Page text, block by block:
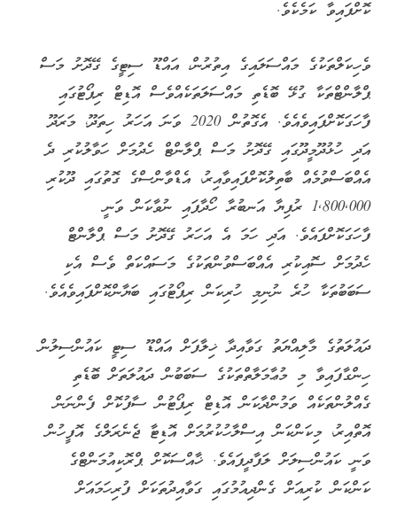
ކޮށްފައިވާ ކަމެކެވެ.
ވެހިކަލްތަކުގެ މައްސަލައިގެ އިތުރުން، އައްޑޫ ސިޓީގެ ގޭދޮށު މަސް
ޕްލާންޓްތަކާ ގުޅޭ ބޮޑެތި މައްސަލަތަކެއްވެސް އޮޑިޓް ރިޕޯޓުގައި
ފާހަގަކޮށްފައިވެއެވެ. އެގޮތުން 2020 ވަނަ އަހަރު ހިތަދޫ، މަރަދޫ
އަދި ހުޅުދޫމީދޫގައި ގޭދޮށު މަސް ޕްލާންޓް ހެދުމަށް ހަވާލުކުރި ދެ
އެއްބަސްވުމެއް ބާތިލުކޮށްފައިވާއިރު، އެޑްވާންސްގެ ގޮތުގައި ދޫކުރި
1,800,000 ރުފިޔާ އަނބުރާ ހޯދާފައި ނުވާކަން ވަނީ
ފާހަގަކޮށްފައެވެ. އަދި ހަމަ އެ އަހަރު ގޭދޮށު މަސް ޕްލާންޓް
ހެދުމަށް ސޮއިކުރި އެއްބަސްވުންތަކުގެ މަސައްކަތް ވެސް އެކި
ސަބަބުތަކާ ހުރެ ނުނިމި ހުރިކަން ރިޕޯޓުގައި ބަޔާންކޮށްފައިވެއެވެ.
ދައުލަތުގެ މާލިއްޔަތު ގަވާއިދާ ޚިލާފަށް އައްޑޫ ސިޓީ ކައުންސިލުން
ހިންގާފައިވާ މި މުޢާމަލާތްތަކުގެ ސަބަބުން ދައުލަތަށް ބޮޑެތި
ގެއްލުންތަކެއް ވަމުންދާކަން އޮޑިޓް ރިޕޯޓުން ސާފުކޮށް ފެންނަން
އޮތްއިރު، މިކަންކަން އިސްލާހުކުރުމަށް އޮޑިޓާ ޖެނެރަލްގެ އޮފީހުން
ވަނީ ކައުންސިލަށް ލަފާދީފައެވެ. ޚާއްސަކޮށް ޕްރޮކިއުމަންޓްގެ
ކަންކަން ކުރިއަށް ގެންދިއުމުގައި ގަވާއިދުތަކަށް ފުރިހަމައަށް